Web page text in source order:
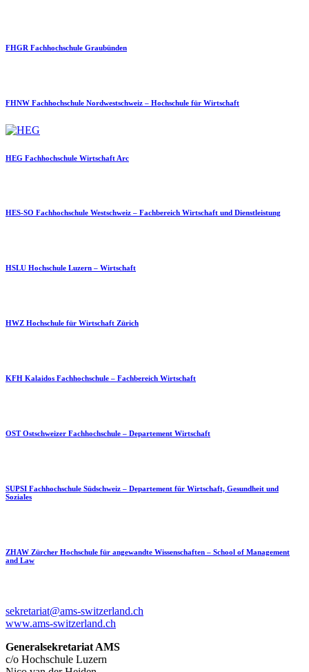
FHGR Fachhochschule Graubünden
FHNW Fachhochschule Nordwestschweiz – Hochschule für Wirtschaft
HEG Fachhochschule Wirtschaft Arc
HES-SO Fachhochschule Westschweiz – Fachbereich Wirtschaft und Dienstleistung
HSLU Hochschule Luzern – Wirtschaft
HWZ Hochschule für Wirtschaft Zürich
KFH Kalaidos Fachhochschule – Fachbereich Wirtschaft
OST Ostschweizer Fachhochschule – Departement Wirtschaft
SUPSI Fachhochschule Südschweiz – Departement für Wirtschaft, Gesundheit und
Soziales
ZHAW Zürcher Hochschule für angewandte Wissenschaften – School of Management
and Law
sekretariat@ams-switzerland.ch
www.ams-switzerland.ch
Generalsekretariat AMS
c/o Hochschule Luzern